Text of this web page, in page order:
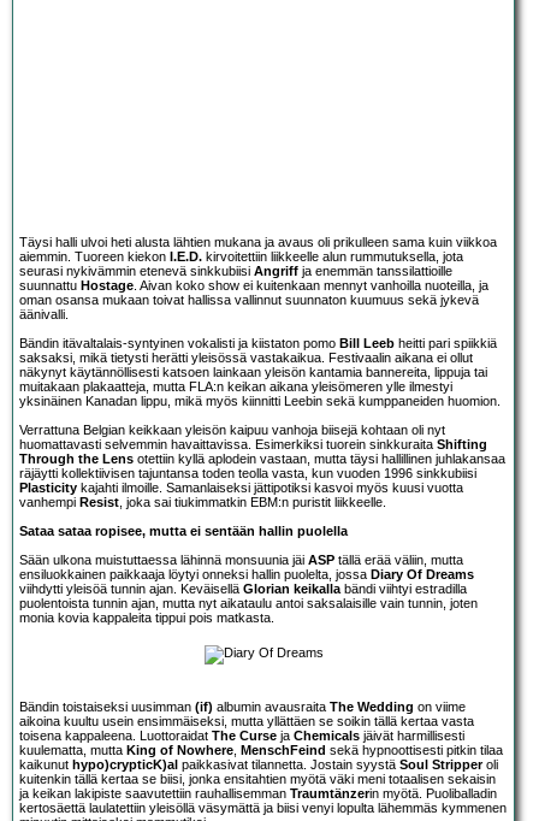
Täysi halli ulvoi heti alusta lähtien mukana ja avaus oli prikulleen sama kuin viikkoa
aiemmin. Tuoreen kiekon I.E.D. kirvoitettiin liikkeelle alun rummutuksella, jota
seurasi nykivämmin etenevä sinkkubiisi Angriff ja enemmän tanssilattioille
suunnattu Hostage. Aivan koko show ei kuitenkaan mennyt vanhoilla nuoteilla, ja
oman osansa mukaan toivat hallissa vallinnut suunnaton kuumuus sekä jykevä
äänivalli.
Bändin itävaltalais-syntyinen vokalisti ja kiistaton pomo Bill Leeb heitti pari spiikkiä
saksaksi, mikä tietysti herätti yleisössä vastakaikua. Festivaalin aikana ei ollut
näkynyt käytännöllisesti katsoen lainkaan yleisön kantamia bannereita, lippuja tai
muitakaan plakaatteja, mutta FLA:n keikan aikana yleisömeren ylle ilmestyi
yksinäinen Kanadan lippu, mikä myös kiinnitti Leebin sekä kumppaneiden huomion.
Verrattuna Belgian keikkaan yleisön kaipuu vanhoja biisejä kohtaan oli nyt
huomattavasti selvemmin havaittavissa. Esimerkiksi tuorein sinkkuraita Shifting
Through the Lens otettiin kyllä aplodein vastaan, mutta täysi hallillinen juhlakansaa
räjäytti kollektiivisen tajuntansa toden teolla vasta, kun vuoden 1996 sinkkubiisi
Plasticity kajahti ilmoille. Samanlaiseksi jättipotiksi kasvoi myös kuusi vuotta
vanhempi Resist, joka sai tiukimmatkin EBM:n puristit liikkeelle.
Sataa sataa ropisee, mutta ei sentään hallin puolella
Sään ulkona muistuttaessa lähinnä monsuunia jäi ASP tällä erää väliin, mutta
ensiluokkainen paikkaaja löytyi onneksi hallin puolelta, jossa Diary Of Dreams
viihdytti yleisöä tunnin ajan. Keväisellä Glorian keikallabändi viihtyi estradilla
puolentoista tunnin ajan, mutta nyt aikataulu antoi saksalaisille vain tunnin, joten
monia kovia kappaleita tippui pois matkasta.
Bändin toistaiseksi uusimman (if) albumin avausraita The Wedding on viime
aikoina kuultu usein ensimmäiseksi, mutta yllättäen se soikin tällä kertaa vasta
toisena kappaleena. Luottoraidat The Curse ja Chemicals jäivät harmillisesti
kuulematta, mutta King of Nowhere, MenschFeind sekä hypnoottisesti pitkin tilaa
kaikunut hypo)crypticK)al paikkasivat tilannetta. Jostain syystä Soul Stripperoli
kuitenkin tällä kertaa se biisi, jonka ensitahtien myötä väki meni totaalisen sekaisin
ja keikan lakipiste saavutettiin rauhallisemman Traumtänzerin myötä. Puoliballadin
kertosäettä laulatettiin yleisöllä väsymättä ja biisi venyi lopulta lähemmäs kymmenen